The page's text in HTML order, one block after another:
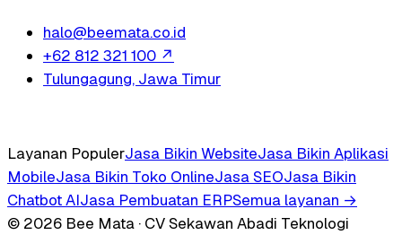
halo@beemata.co.id
+62 812 321 100 ↗
Tulungagung, Jawa Timur
Layanan PopulerJasa Bikin WebsiteJasa Bikin Aplikasi
MobileJasa Bikin Toko OnlineJasa SEOJasa Bikin
Chatbot AIJasa Pembuatan ERPSemua layanan →
© 2026 Bee Mata · CV Sekawan Abadi Teknologi